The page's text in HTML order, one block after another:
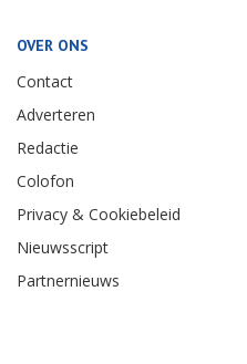
OVER ONS
Contact
Adverteren
Redactie
Colofon
Privacy & Cookiebeleid
Nieuwsscript
Partnernieuws